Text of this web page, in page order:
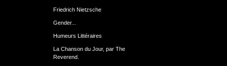
Friedrich Nietzsche
Gender...
Humeurs Littéraires
La Chanson du Jour, par The
Reverend.